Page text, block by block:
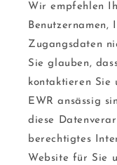
Wir empfehlen
Benutzernamen,
Zugangsdaten
Sie glauben,
kontaktieren Sie
EWR ansässig
diese
berechtigtes
Website für Sie